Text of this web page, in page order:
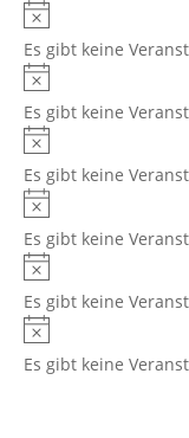
Hinweis
Es gibt keine
Hinweis
Es gibt keine
Hinweis
Es gibt keine
Hinweis
Es gibt keine
Hinweis
Es gibt keine
Hinweis
Es gibt keine